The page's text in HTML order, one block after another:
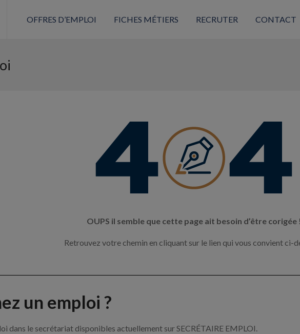
OFFRES D’EMPLOI FICHES MÉTIERS RECRUTER CONTACT
OUPS il semble que cette page ait besoin d’être corigée !
Retrouvez votre chemin en cliquant sur le lien qui vous convient ci-
un emploi ?
dans le secrétariat disponibles actuellement sur SECRÉTAIRE EMPLOI.